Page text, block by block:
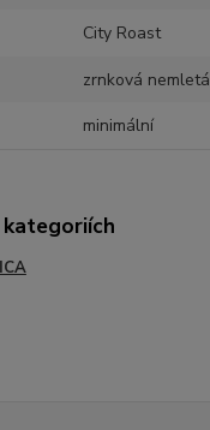
City Roast
zrnková nemletá
minimální